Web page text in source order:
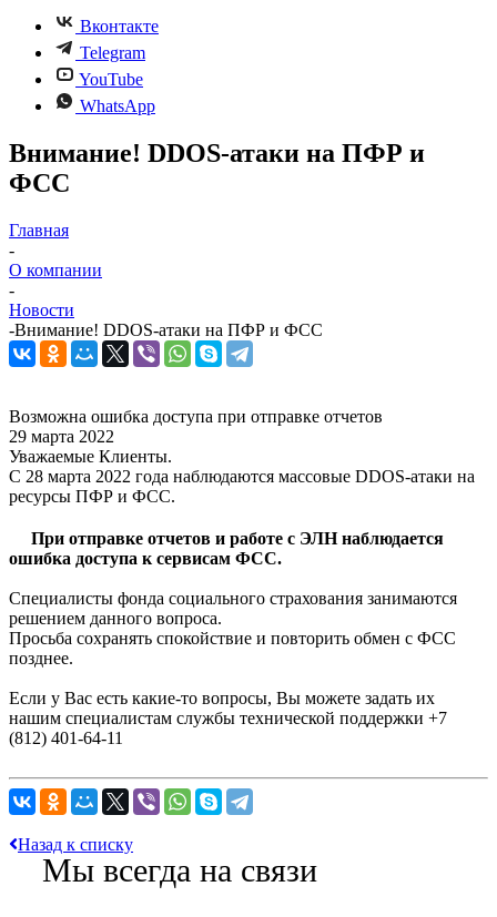
Вконтакте
Telegram
YouTube
WhatsApp
Внимание! DDOS-атаки на ПФР и
ФСС
Главная
-
О компании
-
Новости
-Внимание! DDOS-атаки на ПФР и ФСС
Возможна ошибка доступа при отправке отчетов
29 марта 2022
Уважаемые Клиенты.
С 28 марта 2022 года наблюдаются массовые DDOS-атаки на
ресурсы ПФР и ФСС.
При отправке отчетов и работе с ЭЛН наблюдается
ошибка доступа к сервисам ФСС.
Специалисты фонда социального страхования занимаются
решением данного вопроса.
Просьба сохранять спокойствие и повторить обмен с ФСС
позднее.
Если у Вас есть какие-то вопросы, Вы можете задать их
нашим специалистам службы технической поддержки +7
(812) 401-64-11
Назад к списку
Мы всегда на связи